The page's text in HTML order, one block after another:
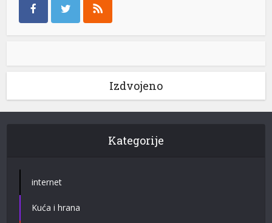
Izdvojeno
Kategorije
internet
Kuća i hrana